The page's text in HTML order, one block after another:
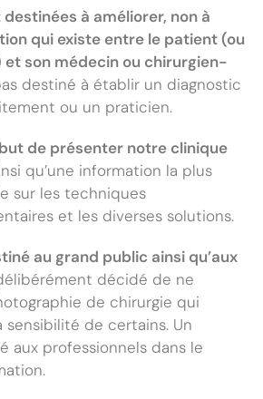
à améliorer, non à
qui existe entre le patient (ou
et son médecin ou chirurgien-
destiné à établir un diagnostic
ou un praticien.
de présenter notre clinique
qu’une information la plus
sur les techniques
et les diverses solutions.
au grand public ainsi qu’aux
décidé de ne
de chirurgie qui
de certains. Un
aux professionnels dans le